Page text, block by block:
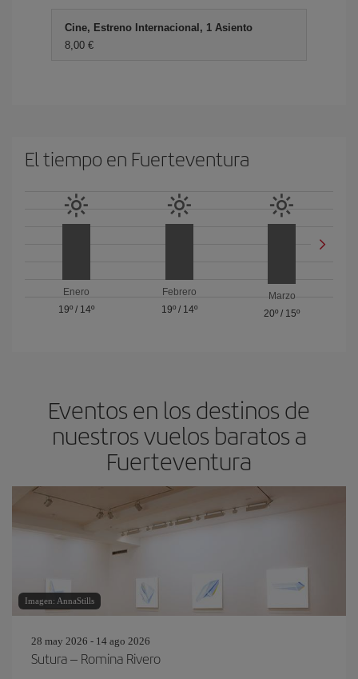
Cine, Estreno Internacional, 1 Asiento
8,00 €
El tiempo en Fuerteventura
Enero
19º/ 14º
Febrero
19º/ 14º
Marzo
20º / 15º
Eventos en los destinos de
nuestros vuelos baratos a
Fuerteventura
Imagen: AnnaStills
28 may 2026 - 14 ago 2026
Sutura – Romina Rivero